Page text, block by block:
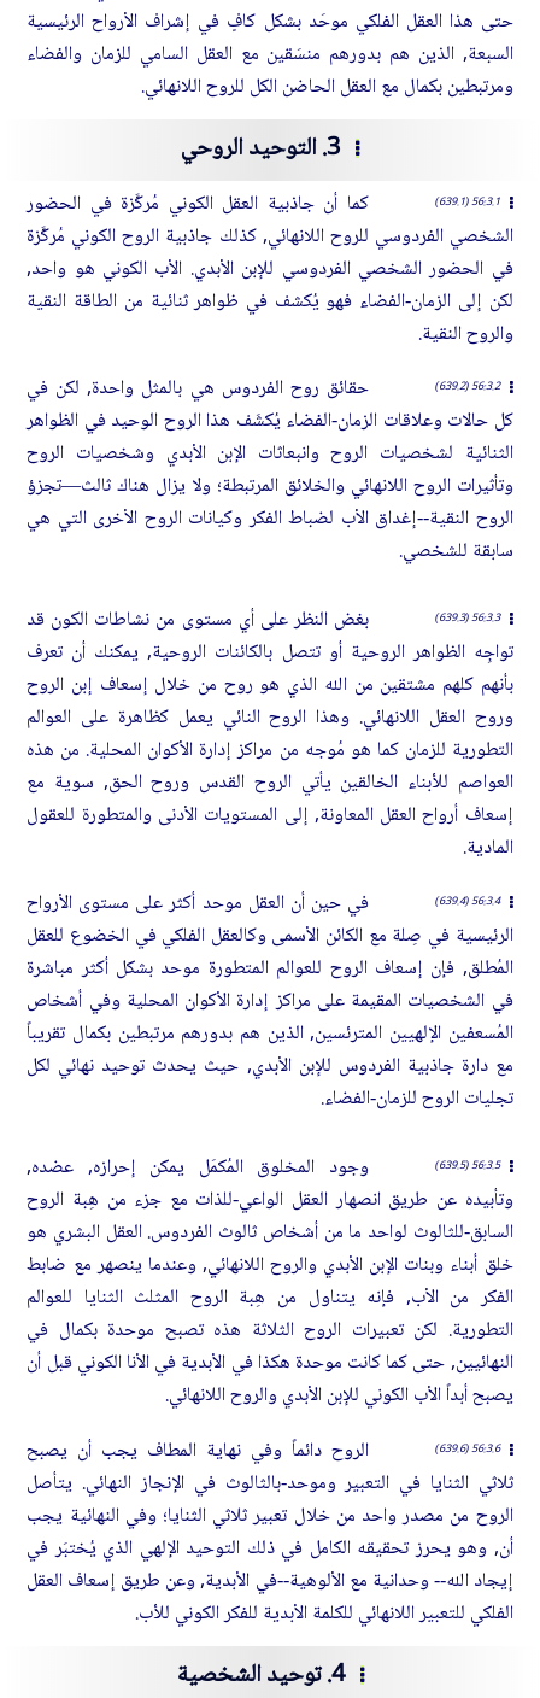
حتى هذا العقل الفلكي موحَد بشكل كافٍ في إشراف الأرواح الرئيسية
السبعة, الذين هم بدورهم منسَقين مع العقل السامي للزمان والفضاء
ومرتبطين بكمال مع العقل الحاضن الكل للروح اللانهائي.
3. التوحيد الروحي
56:3.1 (639.1)
كما أن جاذبية العقل الكوني مُركَّزة في الحضور
الشخصي الفردوسي للروح اللانهائي, كذلك جاذبية الروح الكوني مُركَّزة
في الحضور الشخصي الفردوسي للإبن الأبدي. الأب الكوني هو واحد,
لكن إلى الزمان-الفضاء فهو يُكشف في ظواهر ثنائية من الطاقة النقية
والروح النقية.
56:3.2 (639.2)
حقائق روح الفردوس هي بالمثل واحدة, لكن في
كل حالات وعلاقات الزمان-الفضاء يُكشَف هذا الروح الوحيد في الظواهر
الثنائية لشخصيات الروح وانبعاثات الإبن الأبدي وشخصيات الروح
وتأثيرات الروح اللانهائي والخلائق المرتبطة؛ ولا يزال هناك ثالث—تجزؤ
الروح النقية--إغداق الأب لضباط الفكر وكيانات الروح الأخرى التي هي
سابقة للشخصي.
56:3.3 (639.3)
بغض النظر على أي مستوى من نشاطات الكون قد
تواجِه الظواهر الروحية أو تتصل بالكائنات الروحية, يمكنك أن تعرف
بأنهم كلهم مشتقين من الله الذي هو روح من خلال إسعاف إبن الروح
وروح العقل اللانهائي. وهذا الروح النائي يعمل كظاهرة على العوالم
التطورية للزمان كما هو مُوجه من مراكز إدارة الأكوان المحلية. من هذه
العواصم للأبناء الخالقين يأتي الروح القدس وروح الحق, سوية مع
إسعاف أرواح العقل المعاونة, إلى المستويات الأدنى والمتطورة للعقول
المادية.
56:3.4 (639.4)
في حين أن العقل موحد أكثر على مستوى الأرواح
الرئيسية في صِلة مع الكائن الأسمى وكالعقل الفلكي في الخضوع للعقل
المُطلق, فإن إسعاف الروح للعوالم المتطورة موحد بشكل أكثر مباشرة
في الشخصيات المقيمة على مراكز إدارة الأكوان المحلية وفي أشخاص
المُسعفين الإلهيين المترئسين, الذين هم بدورهم مرتبطين بكمال تقريباً
مع دارة جاذبية الفردوس للإبن الأبدي, حيث يحدث توحيد نهائي لكل
تجليات الروح للزمان-الفضاء.
56:3.5 (639.5)
وجود المخلوق المُكمَل يمكن إحرازه, عضده,
وتأبيده عن طريق انصهار العقل الواعي-للذات مع جزء من هِبة الروح
السابق-للثالوث لواحد ما من أشخاص ثالوث الفردوس. العقل البشري هو
خلق أبناء وبنات الإبن الأبدي والروح اللانهائي, وعندما ينصهر مع ضابط
الفكر من الأب, فإنه يتناول من هِبة الروح المثلث الثنايا للعوالم
التطورية. لكن تعبيرات الروح الثلاثة هذه تصبح موحدة بكمال في
النهائيين, حتى كما كانت موحدة هكذا في الأبدية في الأنا الكوني قبل أن
يصبح أبداً الأب الكوني للإبن الأبدي والروح اللانهائي.
56:3.6 (639.6)
الروح دائماً وفي نهاية المطاف يجب أن يصبح
ثلاثي الثنايا في التعبير وموحد-بالثالوث في الإنجاز النهائي. يتأصل
الروح من مصدر واحد من خلال تعبير ثلاثي الثنايا؛ وفي النهائية يجب
أن, وهو يحرز تحقيقه الكامل في ذلك التوحيد الإلهي الذي يُختبَر في
إيجاد الله-- وحدانية مع الألوهية--في الأبدية, وعن طريق إسعاف العقل
الفلكي للتعبير اللانهائي للكلمة الأبدية للفكر الكوني للأب.
4. توحيد الشخصية